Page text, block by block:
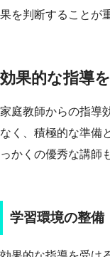
果を判断することが
効果的な指導
家庭教師からの指導
なく、積極的な準備
っかくの優秀な講師
学習環境の整備